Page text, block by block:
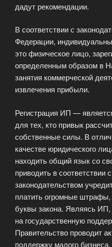
дадут рекомендации.
В соответствии с
Федерации,
это физическое лицо,
определенным образом в
занятия коммерческой
извлечения прибыли.
Регистрация ИП —
для тех, кто привык
собственные силы. В
качестве юридического
находить общий язык со
приводить в
законодательством
платить огромные
буквы закона. Являясь
на государственную
Правительство проводит
поддержку малого бизнеса.